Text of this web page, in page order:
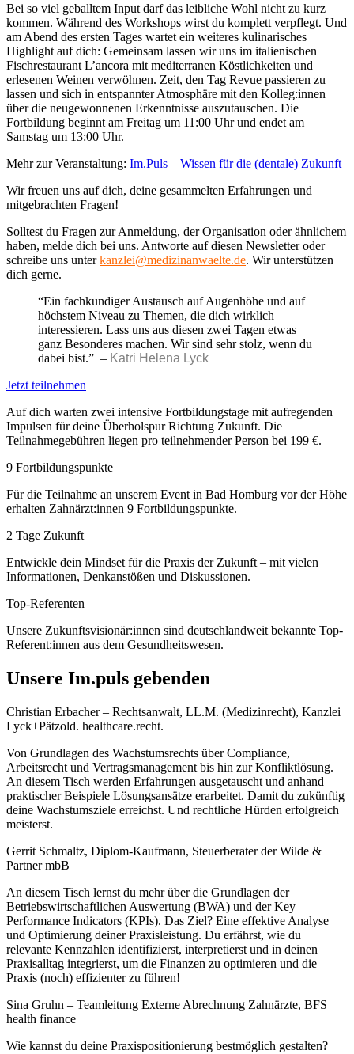
Bei so viel geballtem Input darf das leibliche Wohl nicht zu kurz
kommen. Während des Workshops wirst du komplett verpflegt. Und
am Abend des ersten Tages wartet ein weiteres kulinarisches
Highlight auf dich: Gemeinsam lassen wir uns im italienischen
Fischrestaurant L’ancora mit mediterranen Köstlichkeiten und
erlesenen Weinen verwöhnen. Zeit, den Tag Revue passieren zu
lassen und sich in entspannter Atmosphäre mit den Kolleg:innen
über die neugewonnenen Erkenntnisse auszutauschen. Die
Fortbildung beginnt am Freitag um 11:00 Uhr und endet am
Samstag um 13:00 Uhr.
Mehr zur Veranstaltung: Im.Puls – Wissen für die (dentale) Zukunft
Wir freuen uns auf dich, deine gesammelten Erfahrungen und
mitgebrachten Fragen!
Solltest du Fragen zur Anmeldung, der Organisation oder ähnlichem
haben, melde dich bei uns. Antworte auf diesen Newsletter oder
schreibe uns unterkanzlei@medizinanwaelte.de. Wir unterstützen
dich gerne.
“Ein fachkundiger Austausch auf Augenhöhe und auf
höchstem Niveau zu Themen, die dich wirklich
interessieren. Lass uns aus diesen zwei Tagen etwas
ganz Besonderes machen. Wir sind sehr stolz, wenn du
dabei bist.” – Katri Helena Lyck
Jetzt teilnehmen
Auf dich warten zwei intensive Fortbildungstage mit aufregenden
Impulsen für deine Überholspur Richtung Zukunft. Die
Teilnahmegebühren liegen pro teilnehmender Person bei 199 €.
9 Fortbildungspunkte
Für die Teilnahme an unserem Event in Bad Homburg vor der Höhe
erhalten Zahnärzt:innen 9 Fortbildungspunkte.
2 Tage Zukunft
Entwickle dein Mindset für die Praxis der Zukunft – mit vielen
Informationen, Denkanstößen und Diskussionen.
Top-Referenten
Unsere Zukunftsvisionär:innen sind deutschlandweit bekannte Top-
Referent:innen aus dem Gesundheitswesen.
Unsere Im.puls gebenden
Christian Erbacher – Rechtsanwalt, LL.M. (Medizinrecht), Kanzlei
Lyck+Pätzold. healthcare.recht.
Von Grundlagen des Wachstumsrechts über Compliance,
Arbeitsrecht und Vertragsmanagement bis hin zur Konfliktlösung.
An diesem Tisch werden Erfahrungen ausgetauscht und anhand
praktischer Beispiele Lösungsansätze erarbeitet. Damit du zukünftig
deine Wachstumsziele erreichst. Und rechtliche Hürden erfolgreich
meisterst.
Gerrit Schmaltz, Diplom-Kaufmann, Steuerberater der Wilde &
Partner mbB
An diesem Tisch lernst du mehr über die Grundlagen der
Betriebswirtschaftlichen Auswertung (BWA) und der Key
Performance Indicators (KPIs). Das Ziel? Eine effektive Analyse
und Optimierung deiner Praxisleistung. Du erfährst, wie du
relevante Kennzahlen identifizierst, interpretierst und in deinen
Praxisalltag integrierst, um die Finanzen zu optimieren und die
Praxis (noch) effizienter zu führen!
Sina Gruhn – Teamleitung Externe Abrechnung Zahnärzte, BFS
health finance
Wie kannst du deine Praxispositionierung bestmöglich gestalten?